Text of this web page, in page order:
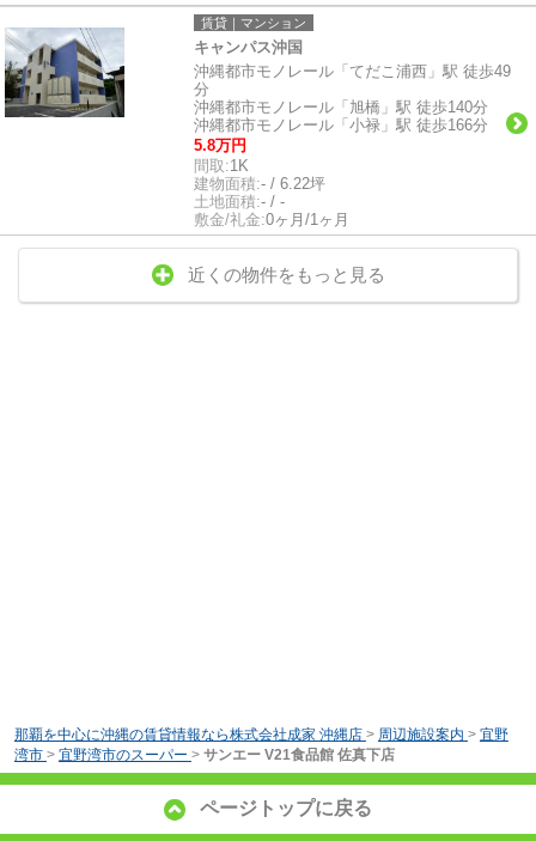
賃貸｜マンション
キャンパス沖国
沖縄都市モノレール「てだこ浦西」駅 徒歩49
分
沖縄都市モノレール「旭橋」駅 徒歩140分
沖縄都市モノレール「小禄」駅 徒歩166分
5.8万円
間取:1K
建物面積:- / 6.22坪
土地面積:- / -
敷金/礼金:0ヶ月/1ヶ月
近くの物件をもっと見る
那覇を中心に沖縄の賃貸情報なら株式会社成家 沖縄店 > 周辺施設案内 > 宜野
湾市 > 宜野湾市のスーパー > サンエー V21食品館 佐真下店
ページトップに戻る